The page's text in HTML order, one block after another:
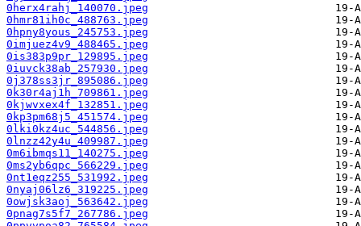
0herx4rahj_140070.jpeg
0hmr81ih0c_488763.jpeg
0hpny8yous_245753.jpeg
0imjuez4v9_488465.jpeg
0is383p9pr_129895.jpeg
0iuvck38ab_257930.jpeg
0j378ss3jr_895086.jpeg
0k30r4aj1h_709861.jpeg
0kjwvxex4f_132851.jpeg
0kp3pm68j5_451574.jpeg
0lki0kz4uc_544856.jpeg
0lnzz42y4u_409987.jpeg
0m6ibmqs11_140275.jpeg
0ms2yb6qpc_566229.jpeg
0nt1eqz255_531992.jpeg
0nyaj06lz6_319225.jpeg
0owjsk3aoj_563642.jpeg
0pnag7s5f7_267786.jpeg